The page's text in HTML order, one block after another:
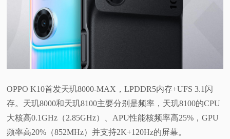
体
专
OPPO K10首发天玑8000-MAX，LPDDR5内存+UFS 3.1闪
存。天玑8000和天玑8100主要分别是频率，天玑8100的CPU
大核高0.1GHz（2.85GHz）、APU性能核频率高25%，GPU
频率高20%（852MHz）并支持2K+120Hz的屏幕。